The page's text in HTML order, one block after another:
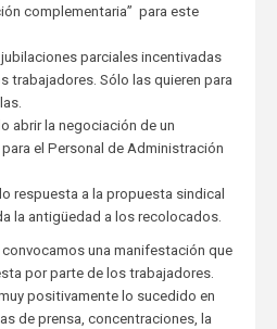
complementaria” para este
parciales incentivadas
trabajadores. Sólo las quieren para
abrir la negociación de un
el Personal de Administración
respuesta a la propuesta sindical
la antigüedad a los recolocados.
una manifestación que
por parte de los trabajadores.
positivamente lo sucedido en
de prensa, concentraciones, la